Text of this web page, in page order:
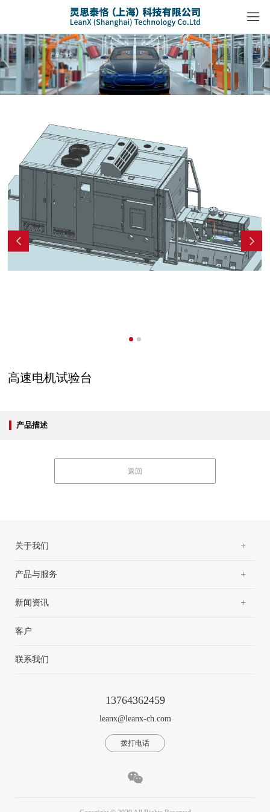
高速电机试验台
产品描述
返回
关于我们 +
产品与服务 +
新闻资讯 +
客户
联系我们
13764362459
leanx@leanx-ch.com
拨打电话